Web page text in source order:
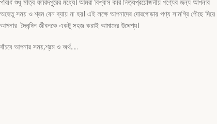
পরিধি শুধু মাত্র ফারিদপুুরের মধ্যে। আমরা বিশ্বাস করি নিত্যপ্রয়োজনীয় পণ্যের জন্য আপনার
অহেতু সময় ও শ্রম যেন ব্যায় না হয়। এই লক্ষে আপনাদের দোরগোড়ায় পণ্য সামগ্রি পৌছে দিয়ে
আপনার দৈনন্দিন জীবনকে একটু সহজ করাই আমাদের উদ্দেশ্য।
বাঁচবে আপনার সময়,শ্রম ও অর্থ…..